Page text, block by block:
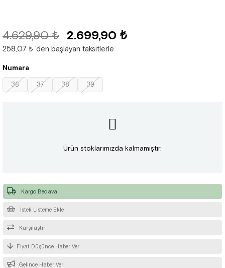
4.629,90 ₺ 2.699,90 ₺
258,07 ₺ 'den başlayan taksitlerle
Numara
36 37 38 39
Ürün stoklarımızda kalmamıştır.
İstek Listeme Ekle
Karşılaştır
Fiyat Düşünce Haber Ver
Kargo Bedava
Gelince Haber Ver